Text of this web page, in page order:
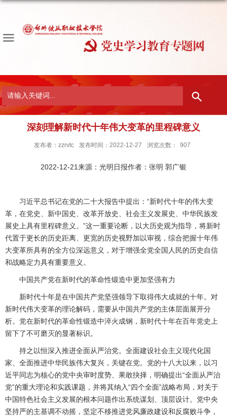
深刻理解新时代十年伟大变革的里程碑意义
发布者：zzrvtc 发布时间：2022-12-27 浏览次数： 907
2022-12-21来源：光明日报作者：张明 郭广银
习近平总书记在党的二十大报告中提出：“新时代十年的伟大变
革，在党史、新中国史、改革开放史、社会主义发展史、中华民族发
展史上具有里程碑意义。”这一重要论断，以大历史观为指导，将新时
代置于更长的历史距离、更宽的历史视野加以审视，综合把握十年伟
大变革所具有的全方位深远意义，对于增强全党全国人民的历史自信
和战略定力具有重要意义。
中国共产党在新时代的革命性锻造中更加坚强有力
新时代十年是在中国共产党坚强领导下取得伟大成就的十年。对
新时代伟大变革的理论解码，需要从中国共产党的主体层面展开分
析。党在新时代的革命性锻造中淬火成钢，新时代十年在百年党史上
留下了不可磨灭的显著标识。
持之以恒深入推进全面从严治党。全面建设社会主义现代化国
家、全面推进中华民族伟大复兴，关键在党。党的十八大以来，以习
近平同志为核心的党中央审时度势、果敢抉择，明确提出“全面从严治
党”的重大理论和实践课题，并将其纳入“四个全面”战略布局，对关于
中国特色社会主义发展的根本问题作出系统谋划、顶层设计。党中央
坚持严的主基调不动摇，坚定不移推进党风廉政建设和反腐败斗争，